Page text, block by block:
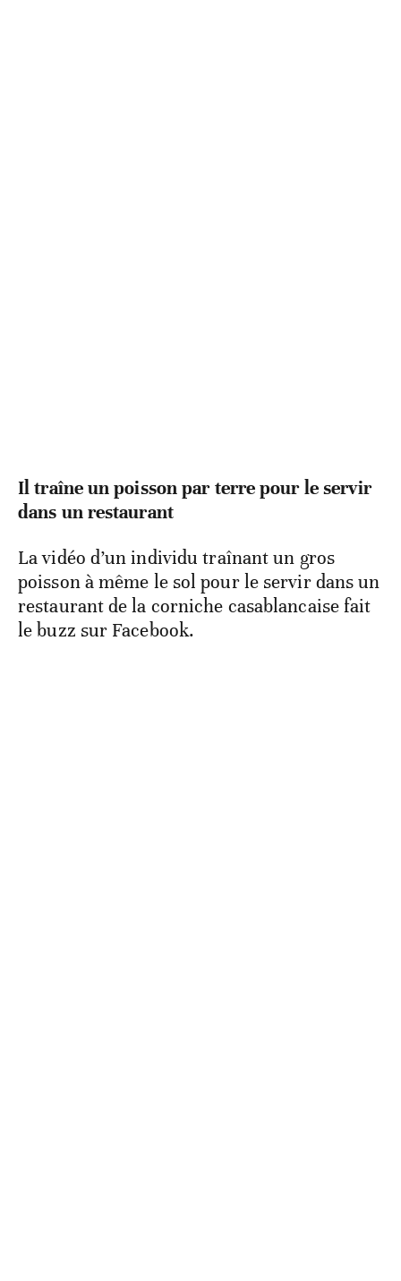
Il traîne un poisson par terre pour le servir
dans un restaurant
La vidéo d’un individu traînant un gros
poisson à même le sol pour le servir dans un
restaurant de la corniche casablancaise fait
le buzz sur Facebook.